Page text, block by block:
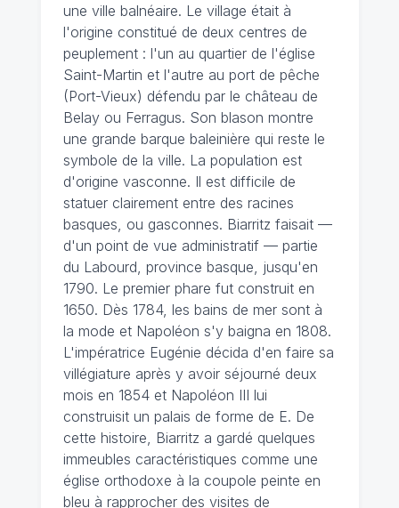
une ville balnéaire. Le village était à
l'origine constitué de deux centres de
peuplement : l'un au quartier de l'église
Saint-Martin et l'autre au port de pêche
(Port-Vieux) défendu par le château de
Belay ou Ferragus. Son blason montre
une grande barque baleinière qui reste le
symbole de la ville. La population est
d'origine vasconne. Il est difficile de
statuer clairement entre des racines
basques, ou gasconnes. Biarritz faisait —
d'un point de vue administratif — partie
du Labourd, province basque, jusqu'en
1790. Le premier phare fut construit en
1650. Dès 1784, les bains de mer sont à
la mode et Napoléon s'y baigna en 1808.
L'impératrice Eugénie décida d'en faire sa
villégiature après y avoir séjourné deux
mois en 1854 et Napoléon III lui
construisit un palais de forme de E. De
cette histoire, Biarritz a gardé quelques
immeubles caractéristiques comme une
église orthodoxe à la coupole peinte en
bleu à rapprocher des visites de